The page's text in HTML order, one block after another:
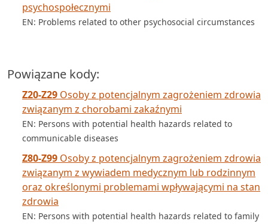
psychospołecznymi
EN: Problems related to other psychosocial circumstances
Powiązane kody:
Z20-Z29 Osoby z potencjalnym zagrożeniem zdrowia
związanym z chorobami zakaźnymi
EN: Persons with potential health hazards related to
communicable diseases
Z80-Z99 Osoby z potencjalnym zagrożeniem zdrowia
związanym z wywiadem medycznym lub rodzinnym
oraz określonymi problemami wpływającymi na stan
zdrowia
EN: Persons with potential health hazards related to family